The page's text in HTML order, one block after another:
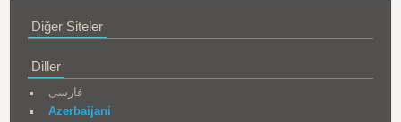
Diğer Siteler
Diller
فارسی
Azerbaijani